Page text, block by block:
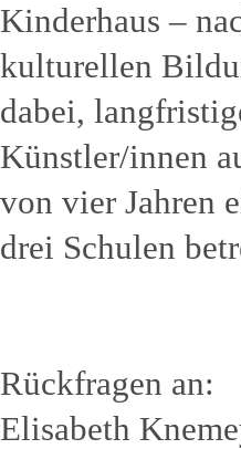
Kinderhaus –
kulturellen
dabei,
Künstler/innen
von vier Jahren
drei Schulen
Rückfragen an:
Elisabeth